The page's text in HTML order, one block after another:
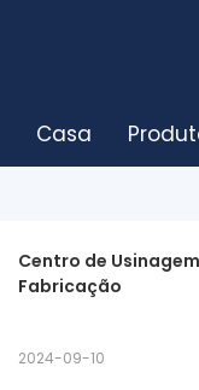
Casa
Centro de
Fabricação
2024-09-10